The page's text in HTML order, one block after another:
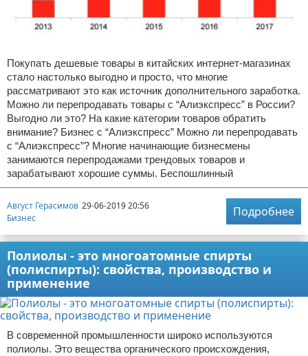
Покупать дешевые товары в китайских интернет-магазинах
стало настолько выгодно и просто, что многие
рассматривают это как источник дополнительного заработка.
Можно ли перепродавать товары с “Алиэкспресс” в России?
Выгодно ли это? На какие категории товаров обратить
внимание? Бизнес с “Алиэкспресс” Можно ли перепродавать
с “Алиэкспресс”? Многие начинающие бизнесмены
занимаются перепродажами трендовых товаров и
зарабатывают хорошие суммы. Беспошлинный
Август Герасимов 29-06-2019 20:56
Бизнес
Подробнее
Полиолы - это многоатомные спирты
(полиспирты): свойства, производство и
применение
В современной промышленности широко используются
полиолы. Это вещества органического происхождения,